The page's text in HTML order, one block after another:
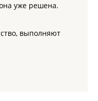
уже решена.
выполняют